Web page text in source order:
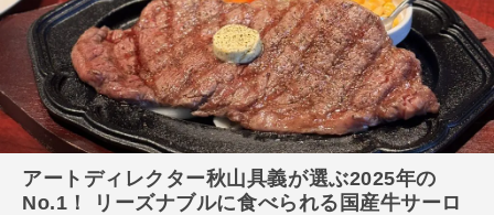
アートディレクター秋山具義が選ぶ2025年の
No.1！ リーズナブルに食べられる国産牛サーロ